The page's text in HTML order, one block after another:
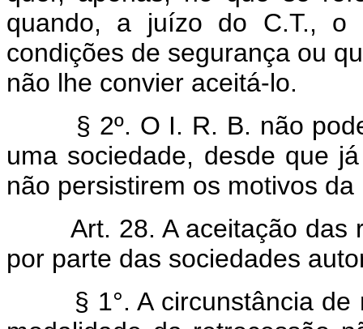
quando, a juízo do C.T., o
condições de segurança ou
não lhe convier aceitá-lo.
§ 2º. O I. R. B. não
uma sociedade, desde que
não persistirem os motivos da
Art. 28. A aceitação das
por parte das sociedades
§ 1°. A circunstância de